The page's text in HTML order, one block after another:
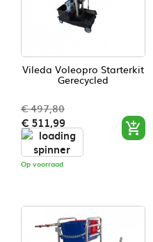
Vileda Voleopro Starterkit
Gerecycled
prijs
€ 497,80
€ 511,99
Op voorraad
